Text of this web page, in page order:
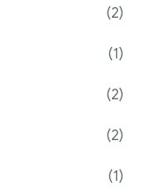
(2)
(1)
(2)
(2)
(1)